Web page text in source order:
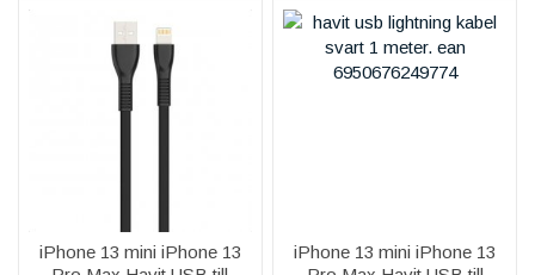
iPhone 13 mini iPhone 13
iPhone 13 mini iPhone 13